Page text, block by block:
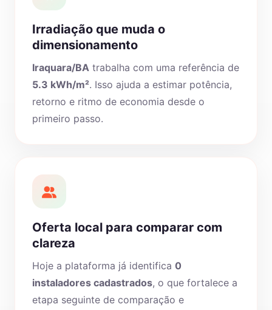
Irradiação que muda o
dimensionamento
Iraquara/BA trabalha com uma referência de
5.3 kWh/m². Isso ajuda a estimar potência,
retorno e ritmo de economia desde o
primeiro passo.
Oferta local para comparar com
clareza
Hoje a plataforma já identifica 0
instaladores cadastrados, o que fortalece a
etapa seguinte de comparação e